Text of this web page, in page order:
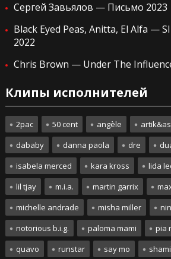
Сергей Завьялов — Письмо 2023
Black Eyed Peas, Anitta, El Alfa —
2022
Chris Brown — Under The
Клипы исполнителей
2pac 50 cent angèle
dababy
danna paola dre
isabela merced
kara kross lida
lil tjay
m.i.a. martin garrix
michelle andrade
misha miller
notorious b.i.g.
paloma mami pia
quavo
runstar say mo shami